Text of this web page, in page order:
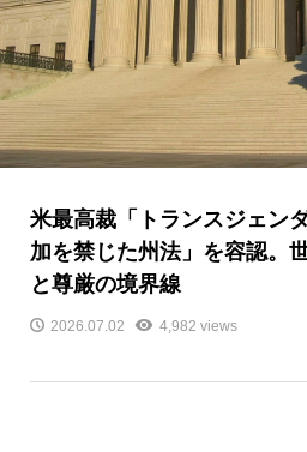
米最高裁「トランスジェン
加を禁じた州法」を容認。
と尊厳の境界線
2026.07.02 4,982 views